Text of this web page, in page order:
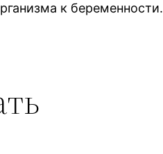
к беременности.